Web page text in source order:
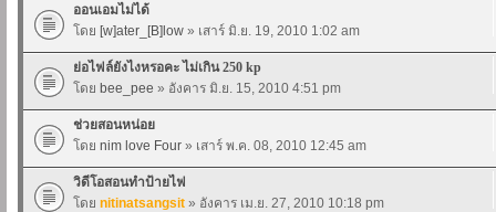
ออนเอมไม่ได้
โดย [w]ater_[B]low » เสาร์ มิ.ย. 19, 2010 1:02 am
ย่อไฟล์ยังไงหรอคะ ไม่เกิน 250 kp
โดย bee_pee » อังคาร มิ.ย. 15, 2010 4:51 pm
ช่วยสอนหน่อย
โดย nim love Four » เสาร์ พ.ค. 08, 2010 12:45 am
วิดีโอสอนทำป้ายไฟ
โดย nitinatsangsit » อังคาร เม.ย. 27, 2010 10:18 pm